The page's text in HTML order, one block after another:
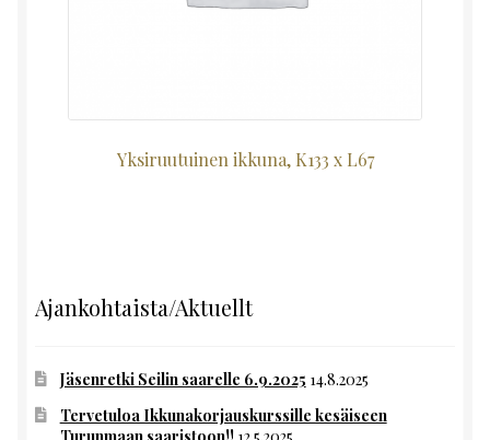
Yksiruutuinen ikkuna, K133 x L67
Ajankohtaista/Aktuellt
Jäsenretki Seilin saarelle 6.9.2025 14.8.2025
Tervetuloa Ikkunakorjauskurssille kesäiseen